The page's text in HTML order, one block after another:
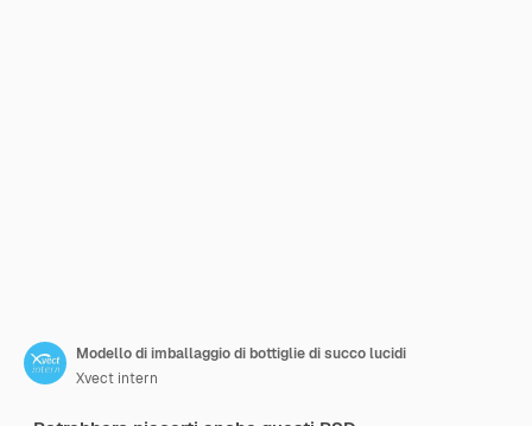
Modello di imballaggio di bottiglie di succo lucidi
Xvect intern